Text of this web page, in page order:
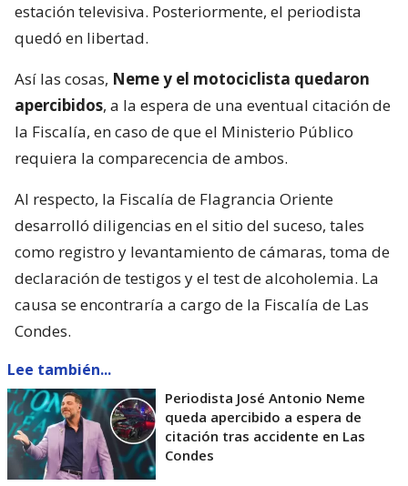
estación televisiva. Posteriormente, el periodista
quedó en libertad.
Así las cosas, Neme y el motociclista quedaron
apercibidos, a la espera de una eventual citación de
la Fiscalía, en caso de que el Ministerio Público
requiera la comparecencia de ambos.
Al respecto, la Fiscalía de Flagrancia Oriente
desarrolló diligencias en el sitio del suceso, tales
como registro y levantamiento de cámaras, toma de
declaración de testigos y el test de alcoholemia. La
causa se encontraría a cargo de la Fiscalía de Las
Condes.
Lee también...
Periodista José Antonio Neme
queda apercibido a espera de
citación tras accidente en Las
Condes